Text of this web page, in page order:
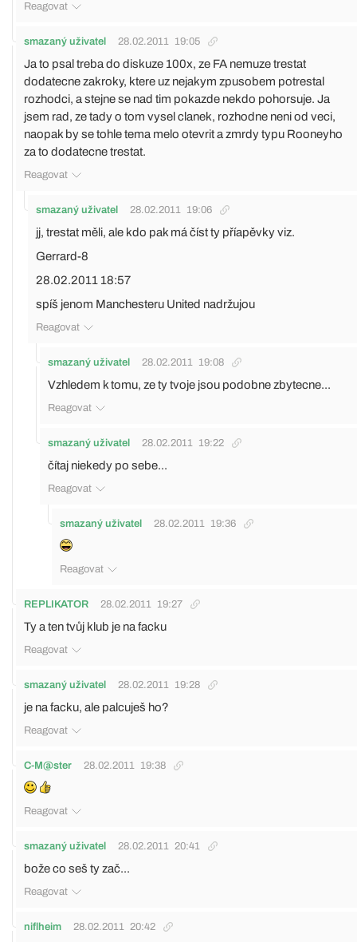
Reagovat
smazaný uživatel 28.02.2011 19:05
Ja to psal treba do diskuze 100x, ze FA nemuze trestat
dodatecne zakroky, ktere uz nejakym zpusobem potrestal
rozhodci, a stejne se nad tim pokazde nekdo pohorsuje. Ja
jsem rad, ze tady o tom vysel clanek, rozhodne neni od veci,
naopak by se tohle tema melo otevrit a zmrdy typu Rooneyho
za to dodatecne trestat.
Reagovat
smazaný uživatel 28.02.2011 19:06
jj, trestat měli, ale kdo pak má číst ty příapěvky viz.
Gerrard-8
28.02.2011 18:57
spíš jenom Manchesteru United nadržujou
Reagovat
smazaný uživatel 28.02.2011 19:08
Vzhledem k tomu, ze ty tvoje jsou podobne zbytecne...
Reagovat
smazaný uživatel 28.02.2011 19:22
čítaj niekedy po sebe...
Reagovat
smazaný uživatel 28.02.2011 19:36
Reagovat
REPLIKATOR 28.02.2011 19:27
Ty a ten tvůj klub je na facku
Reagovat
smazaný uživatel 28.02.2011 19:28
je na facku, ale palcuješ ho?
Reagovat
C-M@ster 28.02.2011 19:38
Reagovat
smazaný uživatel 28.02.2011 20:41
bože co seš ty zač...
Reagovat
niflheim 28.02.2011 20:42